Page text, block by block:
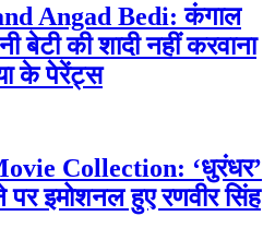
Angad Bedi: कंगाल
बेटी की शादी नहीं करवाना
के पेरेंट्स
Collection: ‘धुरंधर’
इमोशनल हुए रणवीर सिंह